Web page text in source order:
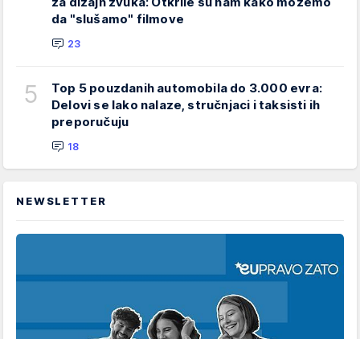
da "slušamo" filmove
23
5
Top 5 pouzdanih automobila do 3.000 evra:
Delovi se lako nalaze, stručnjaci i taksisti ih
preporučuju
18
NEWSLETTER